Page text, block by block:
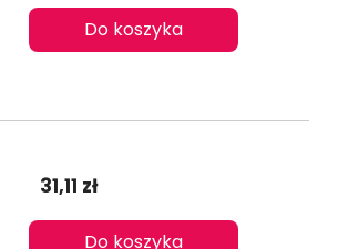
Do koszyka
31,11 zł
Do koszyka